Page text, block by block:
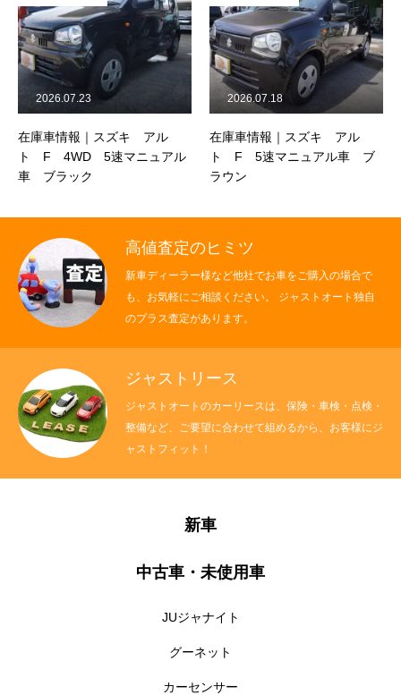
在庫車情報｜スズキ アル
ト F 4WD 5速マニュアル
車 ブラック
2026.07.23
在庫車情報｜スズキ アル
ト F 5速マニュアル車 ブ
ラウン
2026.07.18
高値査定のヒミツ
新車ディーラー様など他社でお車をご購入の場合で
も、お気軽にご相談ください。 ジャストオート独自
のプラス査定があります。
ジャストリース
ジャストオートのカーリースは、保険・車検・点検・
整備など、ご要望に合わせて組めるから、お客様にジ
ャストフィット！
新車
中古車・未使用車
JUジャナイト
グーネット
カーセンサー